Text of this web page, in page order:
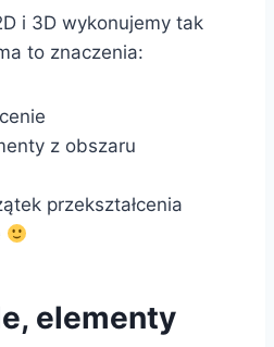
i 3D wykonujemy tak
to znaczenia:
z obszaru
przekształcenia
elementy